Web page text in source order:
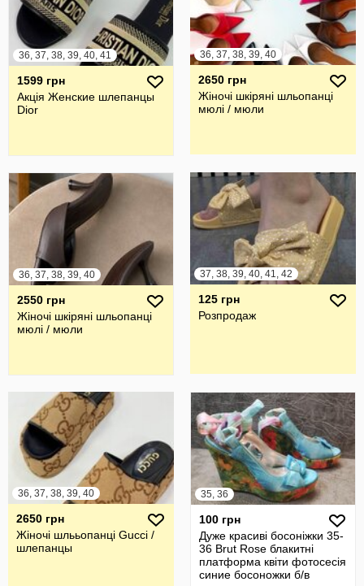
36, 37, 38, 39, 40, 41
1599 грн
Акція Женские шлепанцы
Dior
36, 37, 38, 39, 40
2650 грн
Жіночі шкіряні шльопанці
мюлі / мюли
36, 37, 38, 39, 40
2550 грн
Жіночі шкіряні шльопанці
мюлі / мюли
37, 38, 39, 40, 41, 42
125 грн
Розпродаж
36, 37, 38, 39, 40
2650 грн
Жіночі шлььопанці Gucci /
шлепанцы
35, 36
100 грн
Дуже красиві босоніжки 35-
36 Brut Rose блакитні
платформа квіти фотосесія
синие босоножки б/в